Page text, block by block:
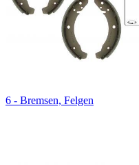
6 - Bremsen, Felgen